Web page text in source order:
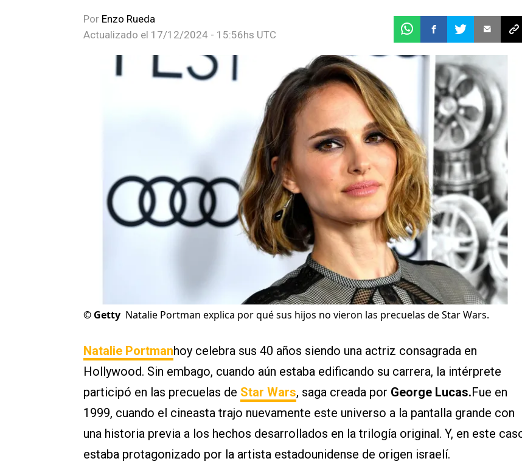
Por Enzo Rueda
Actualizado el 17/12/2024 - 15:56hs UTC
© Getty Natalie Portman explica por qué sus hijos no vieron las precuelas de Star Wars.
Natalie Portmanhoy celebra sus 40 años siendo una actriz consagrada en
Hollywood. Sin embago, cuando aún estaba edificando su carrera, la intérprete
participó en las precuelas de Star Wars, saga creada por George Lucas.Fue en
1999, cuando el cineasta trajo nuevamente este universo a la pantalla grande con
una historia previa a los hechos desarrollados en la trilogía original. Y, en este
estaba protagonizado por la artista estadounidense de origen israelí.